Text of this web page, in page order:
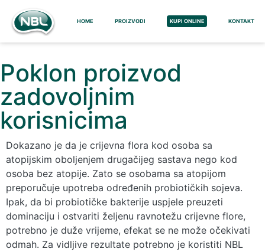
HOME PROIZVODI KUPI ONLINE KONTAKT
Poklon proizvod
zadovoljnim
korisnicima
Dokazano je da je crijevna flora kod osoba sa
atopijskim oboljenjem drugačijeg sastava nego kod
osoba bez atopije. Zato se osobama sa atopijom
preporučuje upotreba određenih probiotičkih sojeva.
Ipak, da bi probiotičke bakterije uspjele preuzeti
dominaciju i ostvariti željenu ravnotežu crijevne flore,
potrebno je duže vrijeme, efekat se ne može očekivati
odmah. Za vidljive rezultate potrebno je koristiti NBL